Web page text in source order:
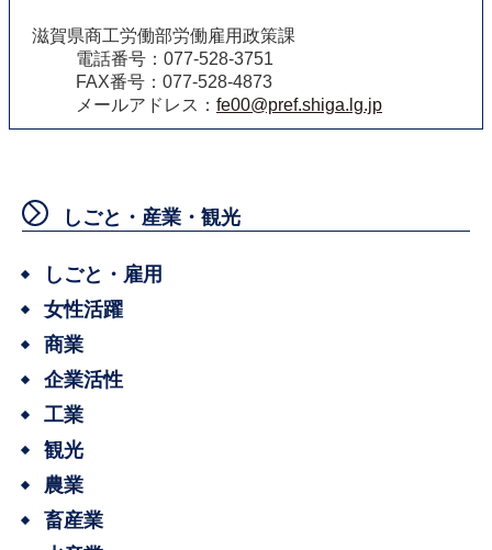
滋賀県商工労働部労働雇用政策課
電話番号：077-528-3751
FAX番号：077-528-4873
メールアドレス： fe00@pref.shiga.lg.jp
しごと・産業・観光
しごと・雇用
女性活躍
商業
企業活性
工業
観光
農業
畜産業